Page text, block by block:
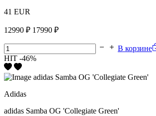
41 EUR
12990 ₽ 17990 ₽
В корзине
HIT -46%
Adidas
adidas Samba OG 'Collegiate Green'